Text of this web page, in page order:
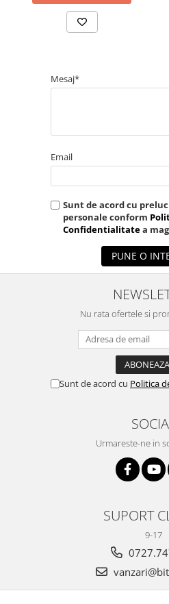
Mesaj*
Email
Sunt de acord cu
personale conform
Confidentialitatea
PUNE O
Nu rata ofertele si
Sunt de acord cu Politica
Urmareste-ne in
SUPORT
9-17